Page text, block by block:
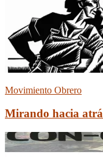
Movimiento Obrero
Mirando hacia